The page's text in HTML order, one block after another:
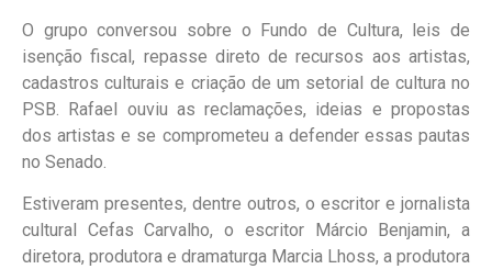
O grupo conversou sobre o Fundo de Cultura, leis de
isenção fiscal, repasse direto de recursos aos artistas,
cadastros culturais e criação de um setorial de cultura no
PSB. Rafael ouviu as reclamações, ideias e propostas
dos artistas e se comprometeu a defender essas pautas
no Senado.
Estiveram presentes, dentre outros, o escritor e jornalista
cultural Cefas Carvalho, o escritor Márcio Benjamin, a
diretora, produtora e dramaturga Marcia Lhoss, a produtora